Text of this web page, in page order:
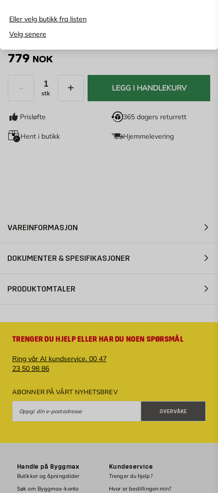
Eller velg butikk fra listen
Velg senere
779 NOK
stk
LEGG I HANDLEKURV
Prisløfte 365 dagers returrett
Hent i butikk Hjemmelevering
VAREINFORMASJON
DOKUMENTER & SPESIFIKASJONER
PRODUKTOMTALER
TRENGER DU HJELP ELLER HAR DU NOEN SPØRSMÅL
Ring vår AI kundservice. 00 47
23 50 98 86
ABONNER PÅ VÅRT NYHETSBREV
OVERVÅKE
Handle på Byggmax
Butikker og åpningstider
Søk om Byggmax-konto
Kundeservice
Trenger du hjelp?
Hvor er bestillingen min?